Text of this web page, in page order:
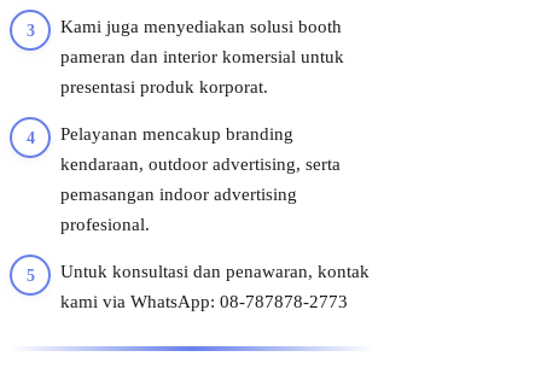
Kami juga menyediakan solusi booth
pameran dan interior komersial untuk
presentasi produk korporat.
Pelayanan mencakup branding
kendaraan, outdoor advertising, serta
pemasangan indoor advertising
profesional.
Untuk konsultasi dan penawaran, kontak
kami via WhatsApp: 08-787878-2773